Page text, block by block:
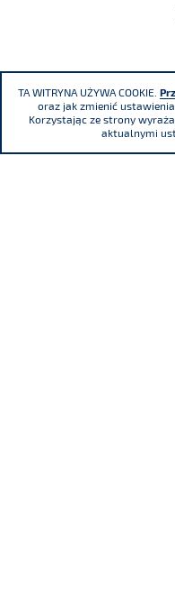
TA WITRYNA UŻYWA COOKIE.
oraz jak zmienić
Korzystając ze strony
aktualnymi